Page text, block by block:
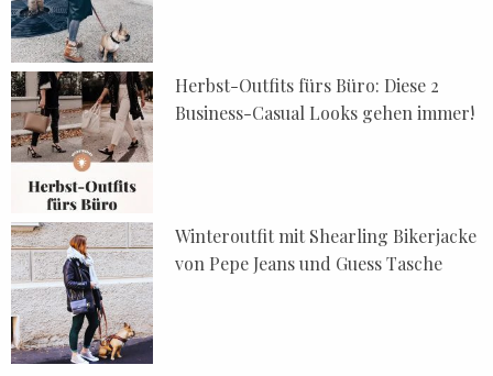
Herbst-Outfits fürs Büro: Diese 2
Business-Casual Looks gehen immer!
Winteroutfit mit Shearling Bikerjacke
von Pepe Jeans und Guess Tasche